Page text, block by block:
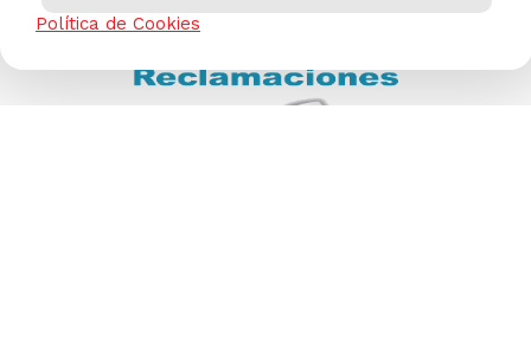
Política de Cookies